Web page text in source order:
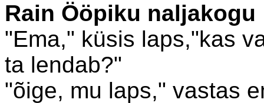
Rain Ööpiku naljakogu
"Ema," küsis laps,"kas
ta lendab?"
"õige, mu laps," vastas